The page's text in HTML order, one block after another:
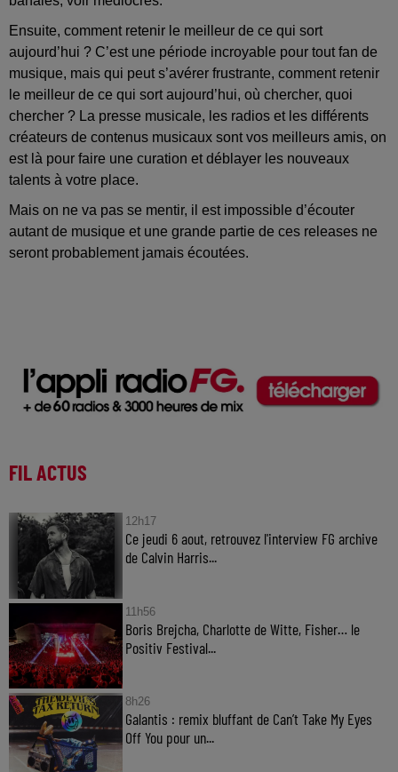
Ensuite, comment retenir le meilleur de ce qui sort
aujourd’hui ? C’est une période incroyable pour tout fan de
musique, mais qui peut s’avérer frustrante, comment retenir
le meilleur de ce qui sort aujourd’hui, où chercher, quoi
chercher ? La presse musicale, les radios et les différents
créateurs de contenus musicaux sont vos meilleurs amis, on
est là pour faire une curation et déblayer les nouveaux
talents à votre place.
Mais on ne va pas se mentir, il est impossible d’écouter
autant de musique et une grande partie de ces releases ne
seront probablement jamais écoutées.
FIL ACTUS
12h17
Ce jeudi 6 aout, retrouvez l'interview FG archive
de Calvin Harris...
11h56
Boris Brejcha, Charlotte de Witte, Fisher… le
Positiv Festival...
8h26
Galantis : remix bluffant de Can’t Take My Eyes
Off You pour un...